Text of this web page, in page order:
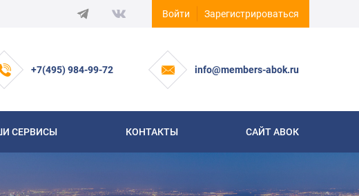
Войти Зарегистрироваться
+7(495) 984-99-72 info@members-abok.ru
СЕРВИСЫ КОНТАКТЫ САЙТ АВОК